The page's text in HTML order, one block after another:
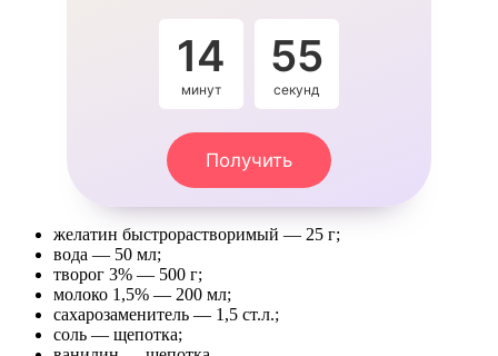
14
минут
55
секунд
Получить
желатин быстрорастворимый — 25 г;
вода — 50 мл;
творог 3% — 500 г;
молоко 1,5% — 200 мл;
сахарозаменитель — 1,5 ст.л.;
соль — щепотка;